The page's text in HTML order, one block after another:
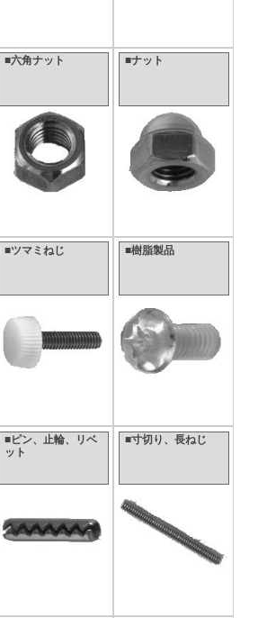
■六角ナット ■ナット
■ツマミねじ ■樹脂製品
■ピン、止輪、リベ
ット
■寸切り、長ねじ